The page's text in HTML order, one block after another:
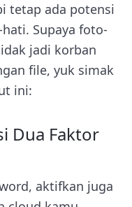
tetap ada potensi
Supaya foto-
jadi korban
file, yuk simak
ini:
Dua Faktor
aktifkan juga